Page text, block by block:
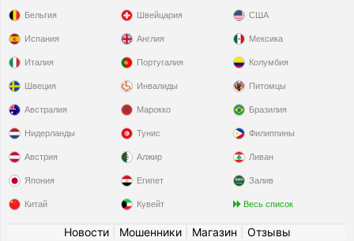
Бельгия
Испания
Италия
Швеция
Швейцария
Англия
Португалия
Инвалиды
США
Мексика
Колумбия
Питомцы
Австралия
Нидерланды
Австрия
Япония
Китай
Марокко
Тунис
Алжир
Египет
Кувейт
Бразилия
Филиппины
Ливан
Залив
Весь список
Новости| Мошенники| Магазин
Отзывы